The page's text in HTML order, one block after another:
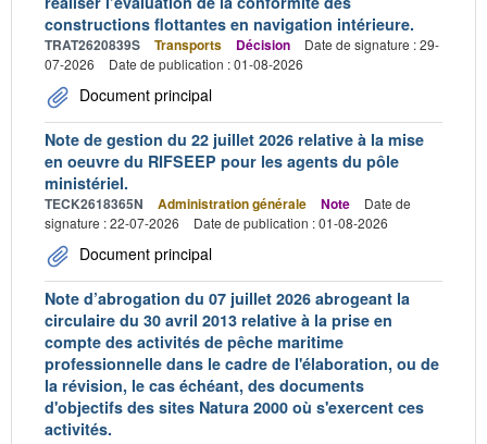
constructions flottantes en navigation intérieure.
TRAT2620839S Transports Décision
Date de signature : 29-
07-2026
Date de publication : 01-08-2026
Document principal
Note de gestion du 22 juillet 2026 relative à la mise
en oeuvre du RIFSEEP pour les agents du pôle
ministériel.
TECK2618365N Administration générale Note
Date de
signature : 22-07-2026
Date de publication : 01-08-2026
Document principal
Note d’abrogation du 07 juillet 2026 abrogeant la
circulaire du 30 avril 2013 relative à la prise en
compte des activités de pêche maritime
professionnelle dans le cadre de l'élaboration, ou de
la révision, le cas échéant, des documents
d'objectifs des sites Natura 2000 où s'exercent ces
activités.